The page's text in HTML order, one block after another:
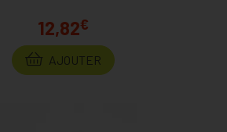
12,82€
AJOUTER